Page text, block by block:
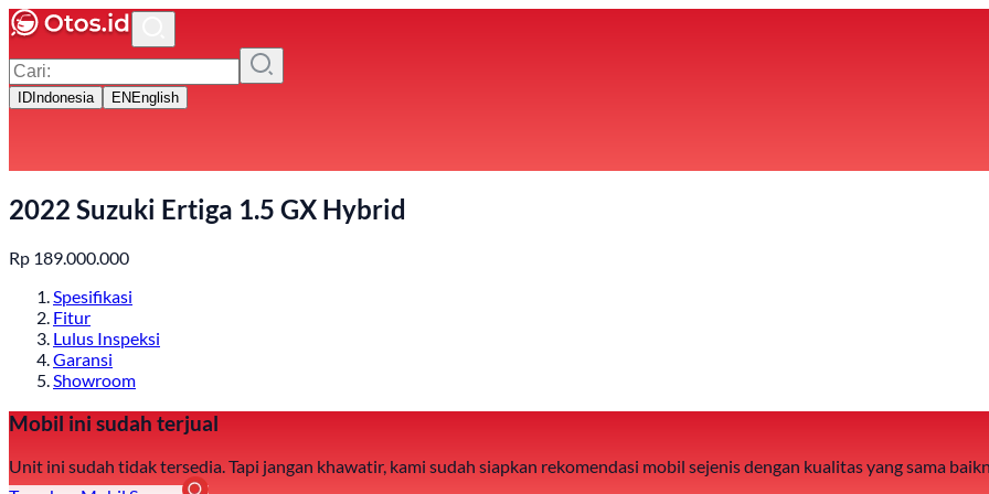
ID Indonesia EN English
2022 Suzuki Ertiga 1.5 GX Hybrid
Rp 189.000.000
Spesifikasi
Fitur
Lulus Inspeksi
Garansi
Showroom
Mobil ini sudah terjual
Unit ini sudah tidak tersedia. Tapi jangan khawatir, kami sudah siapkan rekomendasi mobil sejenis dengan kualitas yang sama